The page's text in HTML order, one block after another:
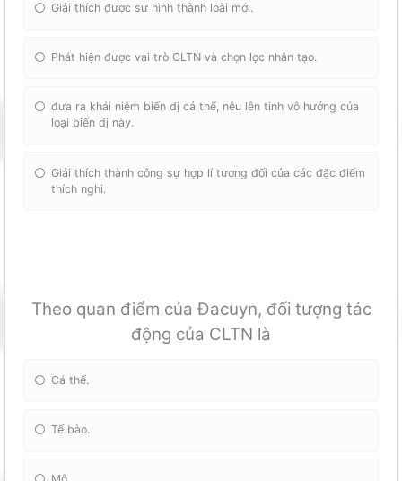
Giải thích được sự hình thành loài mới.
Phát hiện được vai trò CLTN và chọn lọc nhân tạo.
đưa ra khái niệm biến dị cá thể, nêu lên tinh vô hướng của
loại biến dị này.
Giải thích thành công sự hợp lí tương đối của các đặc điểm
thích nghi.
Theo quan điểm của Đacuyn, đối tượng tác
động của CLTN là
Cá thể.
Tế bào.